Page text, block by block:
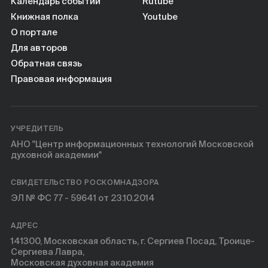
Книжная полка
О портале
Для авторов
Обратная связь
Правовая информация
Youtube
УЧРЕДИТЕЛЬ
АНО "Центр информационных технологий Московской
духовной академии"
СВИДЕТЕЛЬСТВО РОСКОМНАДЗОРА
ЭЛ № ФС 77 - 59641 от 23.10.2014
АДРЕС
141300, Московская область, г. Сергиев Посад, Троице-
Сергиева Лавра,
Московская духовная академия